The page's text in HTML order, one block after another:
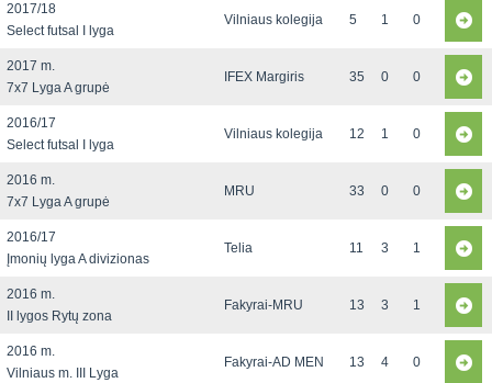
2017/18
Select futsal I lyga
Vilniaus kolegija 5 1 0
2017 m.
7x7 Lyga A grupė
IFEX Margiris 35 0 0
2016/17
Select futsal I lyga
Vilniaus kolegija 12 1 0
2016 m.
7x7 Lyga A grupė
MRU 33 0 0
2016/17
Įmonių lyga A divizionas
Telia 11 3 1
2016 m.
II lygos Rytų zona
Fakyrai-MRU 13 3 1
2016 m.
Vilniaus m. III Lyga
Fakyrai-AD MEN 13 4 0